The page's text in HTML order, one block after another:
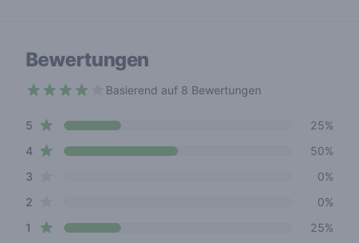
Bewertungen
Basierend auf 8 Bewertungen
Review data
5 star reviews
25%
4star reviews
50%
3
0%
2
0%
1 star reviews 25%